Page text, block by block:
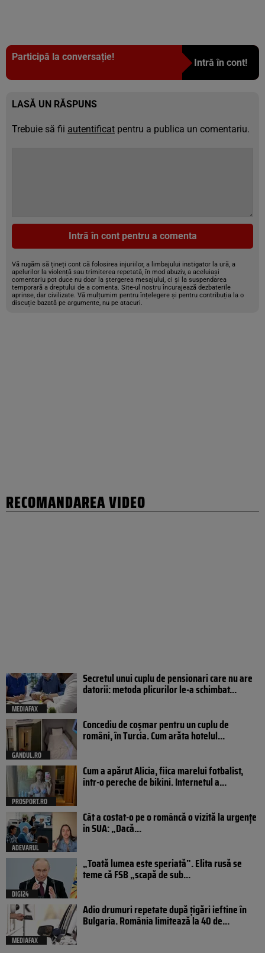
Participă la conversație!
Intră în cont!
LASĂ UN RĂSPUNS
Trebuie să fii autentificat pentru a publica un comentariu.
Intră în cont pentru a comenta
Vă rugăm să țineți cont că folosirea injuriilor, a limbajului instigator la ură, a
apelurilor la violență sau trimiterea repetată, în mod abuziv, a aceluiași
comentariu pot duce nu doar la ștergerea mesajului, ci și la suspendarea
temporară a dreptului de a comenta. Site-ul nostru încurajează dezbaterile
aprinse, dar civilizate. Vă mulțumim pentru înțelegere și pentru contribuția la o
discuție bazată pe argumente, nu pe atacuri.
RECOMANDAREA VIDEO
MEDIAFAX
Secretul unui cuplu de pensionari care nu are
datorii: metoda plicurilor le-a schimbat...
GANDUL.RO
Concediu de coșmar pentru un cuplu de
români, în Turcia. Cum arăta hotelul...
PROSPORT.RO
Cum a apărut Alicia, fiica marelui fotbalist,
într-o pereche de bikini. Internetul a...
ADEVARUL
Cât a costat-o pe o româncă o vizită la urgențe
în SUA: „Dacă...
DIGI24
„Toată lumea este speriată”. Elita rusă se
teme că FSB „scapă de sub...
MEDIAFAX
Adio drumuri repetate după țigări ieftine în
Bulgaria. România limitează la 40 de...